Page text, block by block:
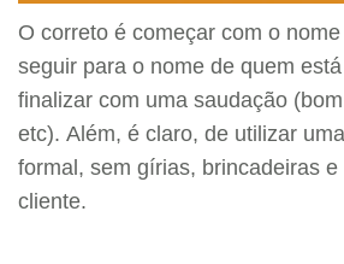
O correto é começar com o
seguir para o nome de quem
finalizar com uma saudação
etc). Além, é claro, de utilizar
formal, sem gírias, brincadeiras
cliente.